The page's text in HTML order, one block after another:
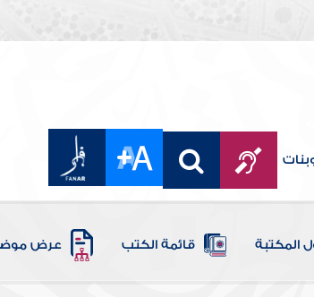
المكتبة قائمة الكتب عرض